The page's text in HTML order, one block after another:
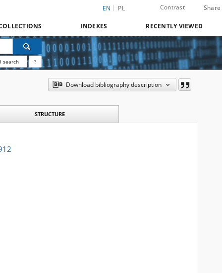
EN PL Contrast Share
INDEXES RECENTLY VIEWED
search ?
Download bibliography description
STRUCTURE